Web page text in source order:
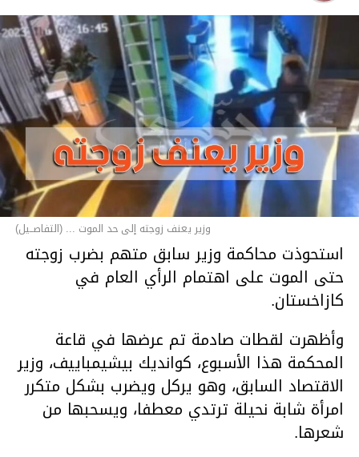
وزير يعنف زوجته إلى حد الموت ... (التفاصــيل)
استحوذت محاكمة وزير سابق متهم بضرب زوجته
حتى الموت على اهتمام الرأي العام في
كازاخستان.
وأظهرت لقطات صادمة تم عرضها في قاعة
المحكمة هذا الأسبوع، كوانديك بيشيمباييف، وزير
الاقتصاد السابق، وهو يركل ويضرب بشكل متكرر
امرأة شابة نحيلة ترتدي معطفا، ويسحبها من
شعرها.